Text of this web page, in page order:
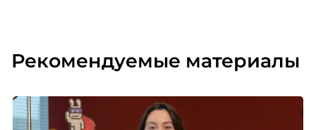
Рекомендуемые материалы